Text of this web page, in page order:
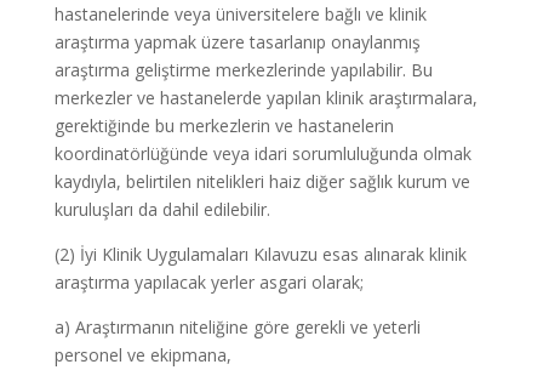
hastanelerinde veya üniversitelere bağlı ve klinik
araştırma yapmak üzere tasarlanıp onaylanmış
araştırma geliştirme merkezlerinde yapılabilir. Bu
merkezler ve hastanelerde yapılan klinik araştırmalara,
gerektiğinde bu merkezlerin ve hastanelerin
koordinatörlüğünde veya idari sorumluluğunda olmak
kaydıyla, belirtilen nitelikleri haiz diğer sağlık kurum ve
kuruluşları da dahil edilebilir.
(2) İyi Klinik Uygulamaları Kılavuzu esas alınarak klinik
araştırma yapılacak yerler asgari olarak;
a) Araştırmanın niteliğine göre gerekli ve yeterli
personel ve ekipmana,